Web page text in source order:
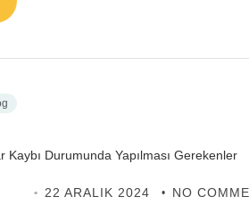
Kaybı Durumunda Yapılması Gerekenler
22 ARALIK 2024 NO